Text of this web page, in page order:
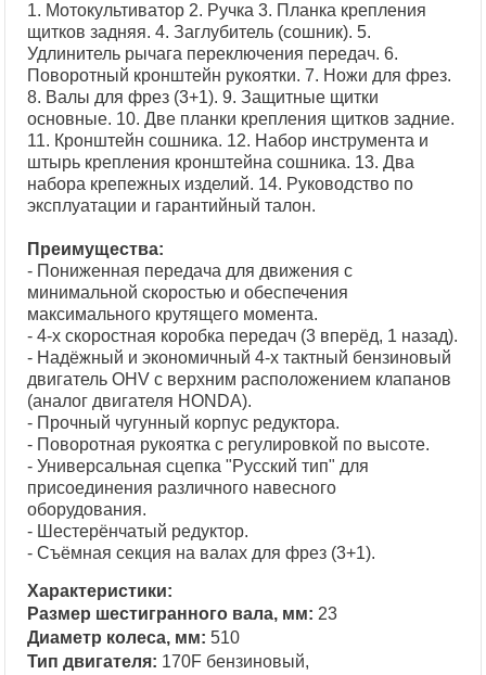
1. Мотокультиватор 2. Ручка 3. Планка крепления
щитков задняя. 4. Заглубитель (сошник). 5.
Удлинитель рычага переключения передач. 6.
Поворотный кронштейн рукоятки. 7. Ножи для фрез.
8. Валы для фрез (3+1). 9. Защитные щитки
основные. 10. Две планки крепления щитков задние.
11. Кронштейн сошника. 12. Набор инструмента и
штырь крепления кронштейна сошника. 13. Два
набора крепежных изделий. 14. Руководство по
эксплуатации и гарантийный талон.
Преимущества:
- Пониженная передача для движения с
минимальной скоростью и обеспечения
максимального крутящего момента.
- 4-х скоростная коробка передач (3 вперёд, 1 назад).
- Надёжный и экономичный 4-х тактный бензиновый
двигатель OHV с верхним расположением клапанов
(аналог двигателя HONDA).
- Прочный чугунный корпус редуктора.
- Поворотная рукоятка с регулировкой по высоте.
- Универсальная сцепка "Русский тип" для
присоединения различного навесного
оборудования.
- Шестерёнчатый редуктор.
Характеристики:
Размер шестигранного вала, мм: 23
Диаметр колеса, мм: 510
Тип двигателя: 170F бензиновый,